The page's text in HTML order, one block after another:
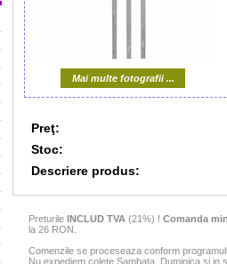
Mai multe fotografii ...
Preţ:
Stoc:
Descriere produs:
Preturile INCLUD TVA (21%) ! Comanda
la 26 RON.
Comenzile se proceseaza conform
Nu expediem colete Sambata, Duminica si in